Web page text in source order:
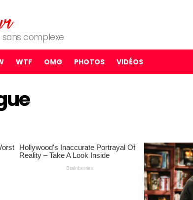
complexe
WTF OMG PHOTOS VIDÉOS